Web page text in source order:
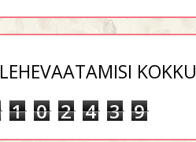
LEHEVAATAMISI KOKKU
1 0 2 4 3 9